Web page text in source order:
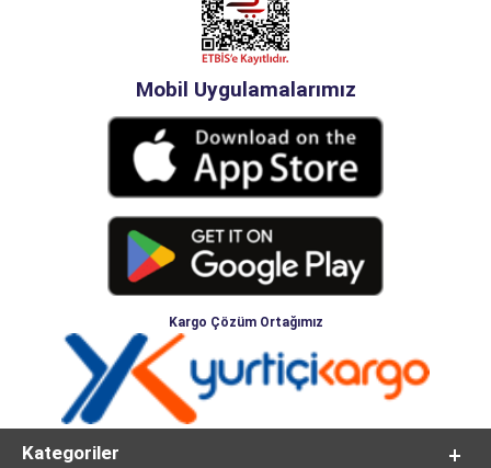
Mobil Uygulamalarımız
Kargo Çözüm Ortağımız
Kategoriler